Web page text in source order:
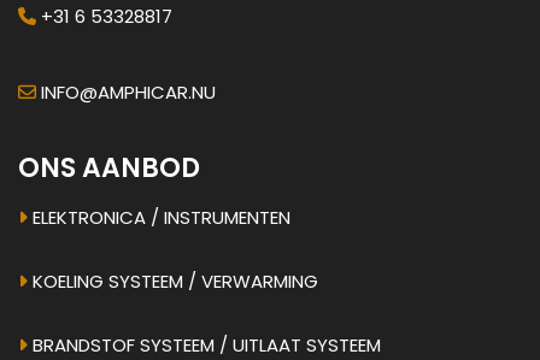
+31 6 53328817
INFO@AMPHICAR.NU
ONS AANBOD
ELEKTRONICA / INSTRUMENTEN
KOELING SYSTEEM / VERWARMING
BRANDSTOF SYSTEEM / UITLAAT SYSTEEM